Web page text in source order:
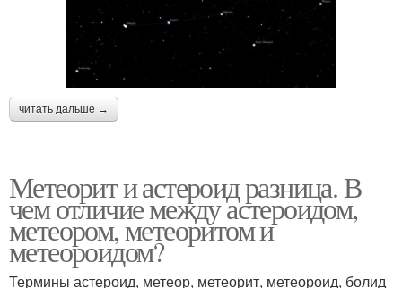
читать дальше →
Метеорит и астероид разница. В
чем отличие между астероидом,
метеором, метеоритом и
метеороидом?
Термины астероид, метеор, метеорит, метеороид, болид